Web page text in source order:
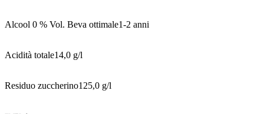
Alcool 0 % Vol. Beva ottimale1-2 anni
Acidità totale14,0 g/l
Residuo zuccherino125,0 g/l